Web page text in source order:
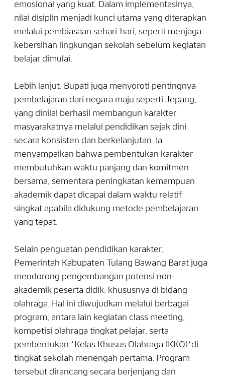
emosional yang kuat. Dalam implementasinya,
nilai disiplin menjadi kunci utama yang diterapkan
melalui pembiasaan sehari-hari, seperti menjaga
kebersihan lingkungan sekolah sebelum kegiatan
belajar dimulai.
Lebih lanjut, Bupati juga menyoroti pentingnya
pembelajaran dari negara maju seperti Jepang,
yang dinilai berhasil membangun karakter
masyarakatnya melalui pendidikan sejak dini
secara konsisten dan berkelanjutan. Ia
menyampaikan bahwa pembentukan karakter
membutuhkan waktu panjang dan komitmen
bersama, sementara peningkatan kemampuan
akademik dapat dicapai dalam waktu relatif
singkat apabila didukung metode pembelajaran
yang tepat.
Selain penguatan pendidikan karakter,
Pemerintah Kabupaten Tulang Bawang Barat juga
mendorong pengembangan potensi non-
akademik peserta didik, khususnya di bidang
olahraga. Hal ini diwujudkan melalui berbagai
program, antara lain kegiatan class meeting,
kompetisi olahraga tingkat pelajar, serta
pembentukan *Kelas Khusus Olahraga (KKO)*di
tingkat sekolah menengah pertama. Program
tersebut dirancang secara berjenjang dan